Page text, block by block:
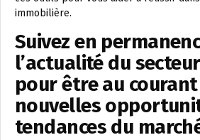
immobilière.
Suivez en
l’actualité du
pour être au
nouvelles
tendances du